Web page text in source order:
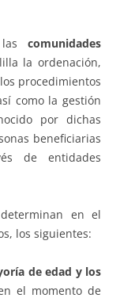
comunidades
la ordenación,
procedimientos
como la gestión
por dichas
beneficiarias
de entidades
en el
los siguientes:
de edad y los
el momento de